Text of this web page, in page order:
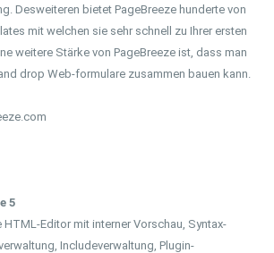
Desweiteren bietet PageBreeze hunderte von
mit welchen sie sehr schnell zu Ihrer ersten
weitere Stärke von PageBreeze ist, dass man
drop Web-formulare zusammen bauen kann.
5
HTML-Editor mit interner Vorschau, Syntax-
Includeverwaltung, Plugin-